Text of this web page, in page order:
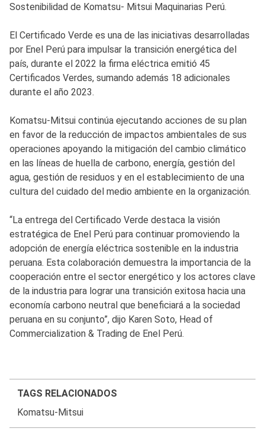
Sostenibilidad de Komatsu- Mitsui Maquinarias Perú.
El Certificado Verde es una de las iniciativas desarrolladas
por Enel Perú para impulsar la transición energética del
país, durante el 2022 la firma eléctrica emitió 45
Certificados Verdes, sumando además 18 adicionales
durante el año 2023.
Komatsu-Mitsui continúa ejecutando acciones de su plan
en favor de la reducción de impactos ambientales de sus
operaciones apoyando la mitigación del cambio climático
en las líneas de huella de carbono, energía, gestión del
agua, gestión de residuos y en el establecimiento de una
cultura del cuidado del medio ambiente en la organización.
“La entrega del Certificado Verde destaca la visión
estratégica de Enel Perú para continuar promoviendo la
adopción de energía eléctrica sostenible en la industria
peruana. Esta colaboración demuestra la importancia de la
cooperación entre el sector energético y los actores clave
de la industria para lograr una transición exitosa hacia una
economía carbono neutral que beneficiará a la sociedad
peruana en su conjunto”, dijo Karen Soto, Head of
Commercialization & Trading de Enel Perú.
TAGS RELACIONADOS
Komatsu-Mitsui